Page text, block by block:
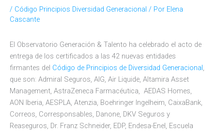
/ Código Principios Diversidad Generacional / Por Elena
Cascante
El Observatorio Generación & Talento ha celebrado el acto de
entrega de los certificados a las 42 nuevas entidades
firmantes del Código de Principios de Diversidad Generacional,
que son: Admiral Seguros, AIG, Air Liquide, Altamira Asset
Management, AstraZeneca Farmacéutica, AEDAS Homes,
AON Iberia, AESPLA, Atenzia, Boehringer Ingelheim, CaixaBank,
Correos, Corresponsables, Danone, DKV Seguros y
Reaseguros, Dr. Franz Schneider, EDP, Endesa-Enel, Escuela